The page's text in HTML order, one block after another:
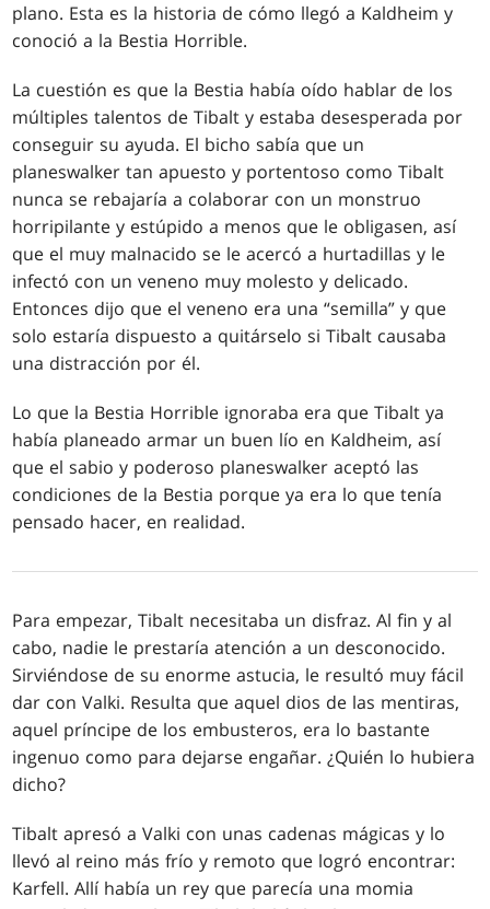
plano. Esta es la historia de cómo llegó a Kaldheim y
conoció a la Bestia Horrible.
La cuestión es que la Bestia había oído hablar de los
múltiples talentos de Tibalt y estaba desesperada por
conseguir su ayuda. El bicho sabía que un
planeswalker tan apuesto y portentoso como Tibalt
nunca se rebajaría a colaborar con un monstruo
horripilante y estúpido a menos que le obligasen, así
que el muy malnacido se le acercó a hurtadillas y le
infectó con un veneno muy molesto y delicado.
Entonces dijo que el veneno era una “semilla” y que
solo estaría dispuesto a quitárselo si Tibalt causaba
una distracción por él.
Lo que la Bestia Horrible ignoraba era que Tibalt ya
había planeado armar un buen lío en Kaldheim, así
que el sabio y poderoso planeswalker aceptó las
condiciones de la Bestia porque ya era lo que tenía
pensado hacer, en realidad.
Para empezar, Tibalt necesitaba un disfraz. Al fin y al
cabo, nadie le prestaría atención a un desconocido.
Sirviéndose de su enorme astucia, le resultó muy fácil
dar con Valki. Resulta que aquel dios de las mentiras,
aquel príncipe de los embusteros, era lo bastante
ingenuo como para dejarse engañar. ¿Quién lo hubiera
dicho?
Tibalt apresó a Valki con unas cadenas mágicas y lo
llevó al reino más frío y remoto que logró encontrar:
Karfell. Allí había un rey que parecía una momia